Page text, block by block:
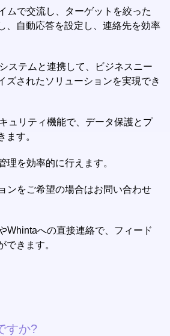
ムで交流し、ターゲットを絞った
、自動応答を設定し、連絡先を効率
ステムと連携して、ビジネスニー
ズされたソリューションを実現でき
ュリティ機能で、データ保護とプ
ます。
理を効率的に行えます。
ンをご希望の場合はお問い合わせ
Whintaへの直接連絡で、フィード
できます。
すか?